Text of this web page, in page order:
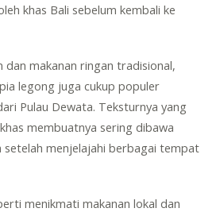
khas Bali sebelum kembali ke
dan makanan ringan tradisional,
legong juga cukup populer
Pulau Dewata. Teksturnya yang
membuatnya sering dibawa
setelah menjelajahi berbagai tempat
menikmati makanan lokal dan